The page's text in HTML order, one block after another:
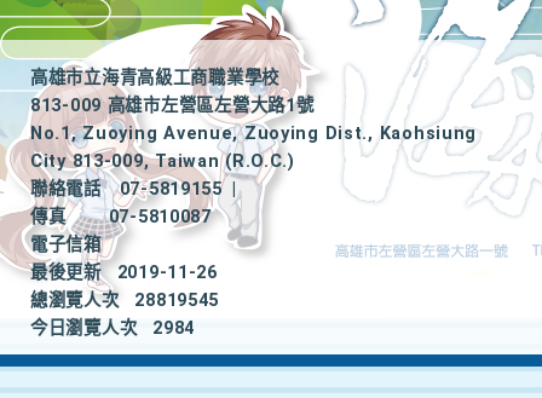
高雄市立海青高級工商職業學校
813-009 高雄市左營區左營大路1號
No.1, Zuoying Avenue, Zuoying Dist., Kaohsiung
City 813-009, Taiwan (R.O.C.)
聯絡電話
07-5819155
|
傳真
07-5810087
電子信箱
最後更新
2019-11-26
總瀏覽人次
28819545
今日瀏覽人次
2984